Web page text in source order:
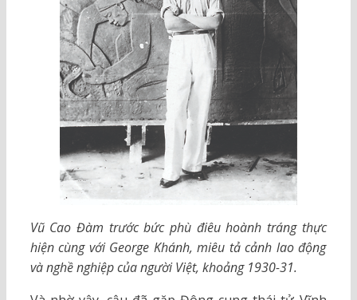
Vũ Cao Đàm trước bức phù điêu hoành tráng thực
hiện cùng với George Khánh, miêu tả cảnh lao động
và nghề nghiệp của người Việt, khoảng 1930-31.